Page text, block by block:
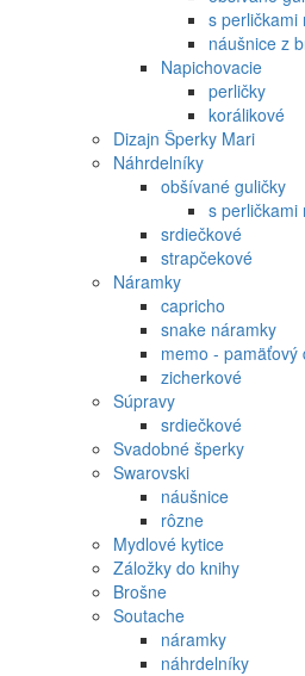
s perličkami
náušnice z
Napichovacie
perličky
korálikové
Dizajn Šperky Mari
Náhrdelníky
obšívané guličky
s perličkami
srdiečkové
strapčekové
Náramky
capricho
snake náramky
memo - pamäťový
zicherkové
Súpravy
srdiečkové
Svadobné šperky
Swarovski
náušnice
rôzne
Mydlové kytice
Záložky do knihy
Brošne
Soutache
náramky
náhrdelníky